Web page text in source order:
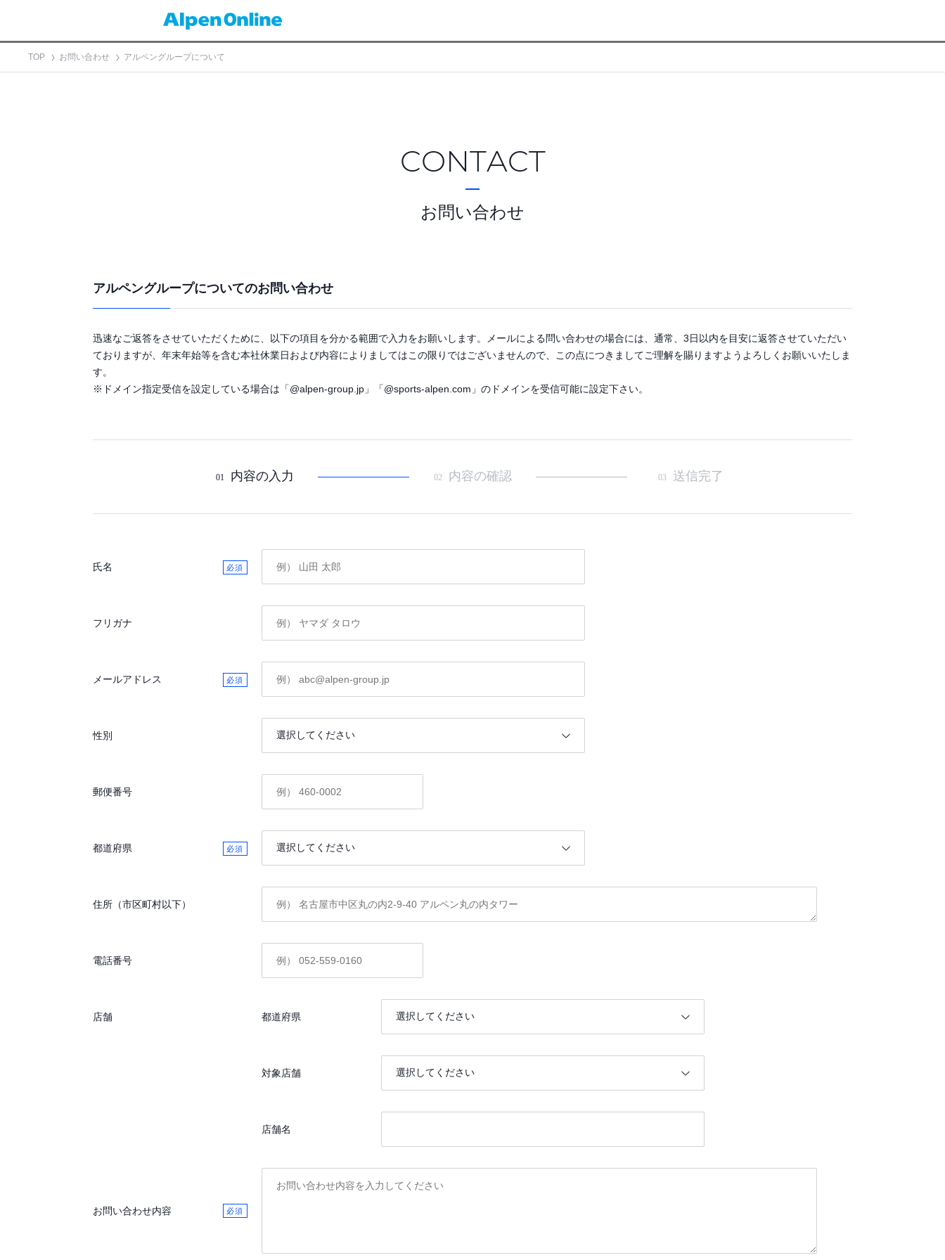
TOP お問い合わせ アルペングループについて
CONTACT
お問い合わせ
アルペングループについてのお問い合わせ
迅速なご返答をさせていただくために、以下の項目を分かる範囲で入力をお願いします。メールによる問い合わせの場合には、通常、3日以内を目安に返答させていただい
ておりますが、年末年始等を含む本社休業日および内容によりましてはこの限りではございませんので、この点につきましてご理解を賜りますようよろしくお願いいたしま
す。
※ドメイン指定受信を設定している場合は「@alpen-group.jp」「@sports-alpen.com」のドメインを受信可能に設定下さい。
01 内容の入力 02 内容の確認 03 送信完了
氏名
フリガナ
メールアドレス
性別
郵便番号
都道府県
住所（市区町村以下）
電話番号
店舗 都道府県
対象店舗
店舗名
お問い合わせ内容